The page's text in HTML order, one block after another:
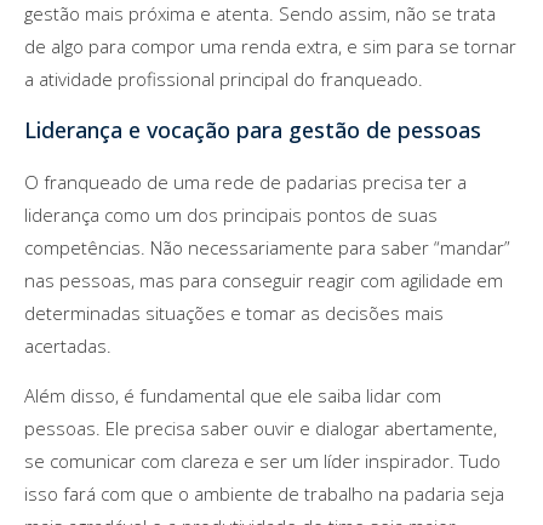
gestão mais próxima e atenta. Sendo assim, não se trata
de algo para compor uma renda extra, e sim para se tornar
a atividade profissional principal do franqueado.
Liderança e vocação para gestão de pessoas
O franqueado de uma rede de padarias precisa ter a
liderança como um dos principais pontos de suas
competências. Não necessariamente para saber “mandar”
nas pessoas, mas para conseguir reagir com agilidade em
determinadas situações e tomar as decisões mais
acertadas.
Além disso, é fundamental que ele saiba lidar com
pessoas. Ele precisa saber ouvir e dialogar abertamente,
se comunicar com clareza e ser um líder inspirador. Tudo
isso fará com que o ambiente de trabalho na padaria seja